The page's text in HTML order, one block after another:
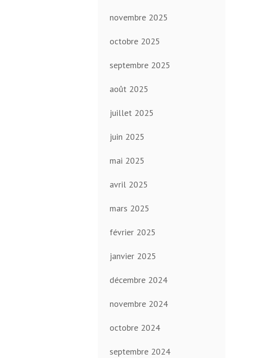
novembre 2025
octobre 2025
septembre 2025
août 2025
juillet 2025
juin 2025
mai 2025
avril 2025
mars 2025
février 2025
janvier 2025
décembre 2024
novembre 2024
octobre 2024
septembre 2024